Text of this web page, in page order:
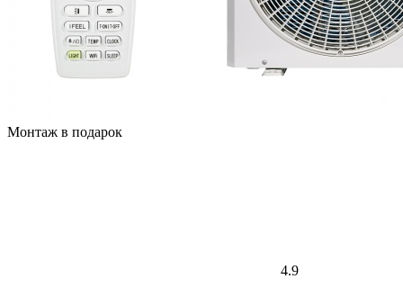
Монтаж в подарок
4.9